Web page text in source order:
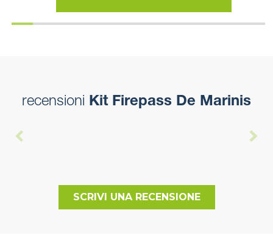
recensioni Kit Firepass De Marinis
SCRIVI UNA RECENSIONE